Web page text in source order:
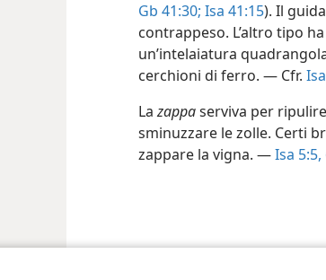
Gb 41:30; Isa 41:15). Il
contrappeso. L’altro tipo
un’intelaiatura
cerchioni di ferro. — Cfr.
Lazappaserviva per
sminuzzare le zolle. Certi
zappare la vigna. —Isa 5:5,